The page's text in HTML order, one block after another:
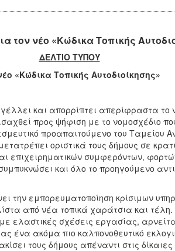
τον νέο «Κώδικα Τοπικής
ΔΕΛΤΙΟ ΤΥΠΟΥ
«Κώδικα Τοπικής Αυτοδιοίκησης»
και απορρίπτει απερίφραστα το
προς ψήφιση με το νομοσχέδιο
προαπαιτούμενο του Ταμείου
οριστικά τους δήμους σε
επιχειρηματικών συμφερόντων,
και όλο το προηγούμενο
την εμπορευματοποίηση κρίσιμων
από νέα τοπικά χαράτσια και τέλη.
ελαστικές σχέσεις εργασίας,
ένα ακόμα πιο καλπονοθευτικό
τους δήμους απέναντι στις